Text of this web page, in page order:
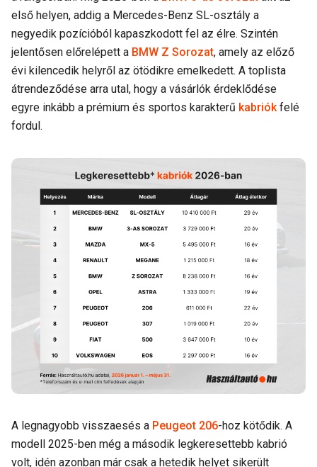
első helyen, addig a Mercedes-Benz SL-osztály a
negyedik pozícióból kapaszkodott fel az élre. Szintén
jelentősen előrelépett a BMW Z Sorozat, amely az előző
évi kilencedik helyről az ötödikre emelkedett. A toplista
átrendeződése arra utal, hogy a vásárlók érdeklődése
egyre inkább a prémium és sportos karakterű kabriókfelé
fordul.
A legnagyobb visszaesés a Peugeot 206-hoz kötődik. A
modell 2025-ben még a második legkeresettebb kabrió
volt, idén azonban már csak a hetedik helyet sikerült